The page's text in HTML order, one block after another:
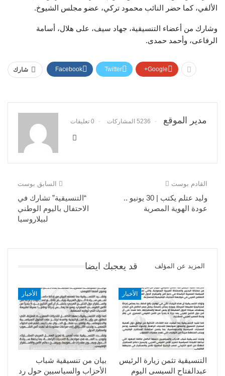
الألفي، كما حضر النائب محمود تركي، عضو مجلس الشيوخ.
وشارك من أعضاء التنسيقية، جهاد سيف، على هلال، أسامة
الرفاعى، وأحمد حمدى.
شارك Facebook Twitter Google+
مدير الموقع 5236 المشاركات 0 تعليقات
السابق بوست
“التنسيقية” تشارك في
الاحتفال باليوم الوطني
لبيلاروسيا
القادم بوست
وليد عتلم يكتب | 30 يونيو ..
عودة الهوية المصرية
قد يعجبك ايضا المزيد عن المؤلف
الأخبار
بيان من تنسيقية شباب
الأحزاب والسياسيين حول رد
الأخبار
التنسيقية تثمن زيارة الرئيس
عبدالفتاح السيسى اليوم